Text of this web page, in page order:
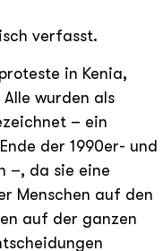
verfasst.
in Kenia,
wurden als
– ein
der 1990er- und
–, da sie eine
Menschen auf den
auf der ganzen